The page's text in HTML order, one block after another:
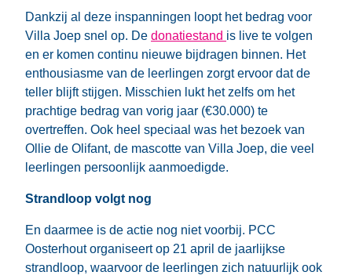
Dankzij al deze inspanningen loopt het bedrag voor
Villa Joep snel op. De donatiestand is live te volgen
en er komen continu nieuwe bijdragen binnen. Het
enthousiasme van de leerlingen zorgt ervoor dat de
teller blijft stijgen. Misschien lukt het zelfs om het
prachtige bedrag van vorig jaar (€30.000) te
overtreffen. Ook heel speciaal was het bezoek van
Ollie de Olifant, de mascotte van Villa Joep, die veel
leerlingen persoonlijk aanmoedigde.
Strandloop volgt nog
En daarmee is de actie nog niet voorbij. PCC
Oosterhout organiseert op 21 april de jaarlijkse
strandloop, waarvoor de leerlingen zich natuurlijk ook